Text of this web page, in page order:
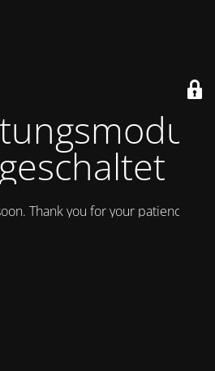
Thank you for your patience!